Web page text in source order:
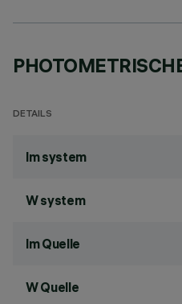
DETAILS
lm system
W system
lm Quelle
W Quelle